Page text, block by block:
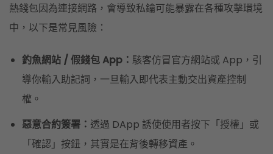
熱錢包因為連接網路，會導致私鑰可能暴露在各種攻擊環境
中，以下是常見風險：
釣魚網站 / 假錢包 App： 駭客仿冒官方網站或 App，引
導你輸入助記詞，一旦輸入即代表主動交出資產控制
權。
惡意合約簽署： 透過 DApp 誘使使用者按下「授權」或
「確認」按鈕，其實是在背後轉移資產。